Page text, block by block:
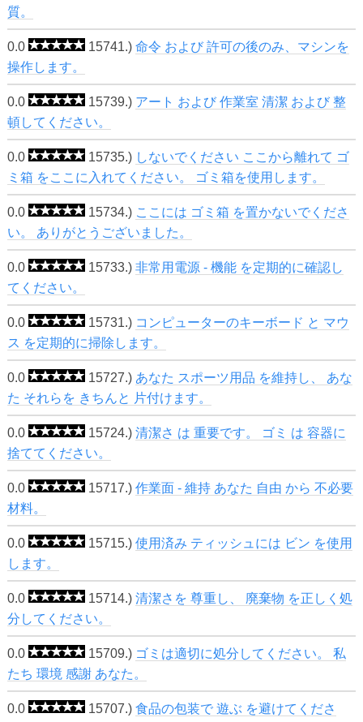
質。
0.0 15741.) 命令 および 許可の後のみ、マシンを
操作します。
0.0 15739.) アート および 作業室 清潔 および 整
頓してください。
0.0 15735.) しないでください ここから離れて ゴ
ミ箱 をここに入れてください。 ゴミ箱を使用します。
0.0 15734.) ここには ゴミ箱 を置かないでくださ
い。 ありがとうございました。
0.0 15733.) 非常用電源 - 機能 を定期的に確認し
てください。
0.0 15731.) コンピューターのキーボード と マウ
ス を定期的に掃除します。
0.0 15727.) あなた スポーツ用品 を維持し、 あな
た それらを きちんと 片付けます。
0.0 15724.) 清潔さ は 重要です。 ゴミ は 容器に
捨ててください。
0.0 15717.) 作業面 - 維持 あなた 自由 から 不必要
材料。
0.0 15715.) 使用済み ティッシュには ビン を使用
します。
0.0 15714.) 清潔さを 尊重し、 廃棄物 を正しく処
分してください。
0.0 15709.) ゴミは適切に処分してください。 私
たち 環境 感謝 あなた。
0.0 15707.) 食品の包装で 遊ぶ を避けてくださ